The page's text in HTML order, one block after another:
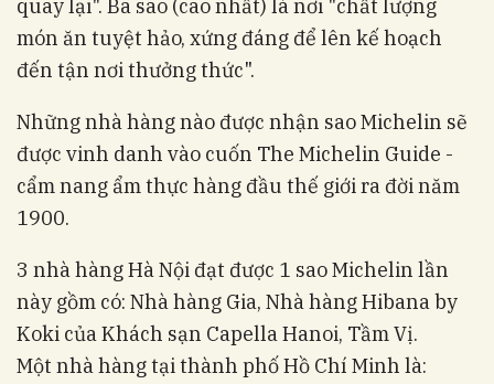
quay lại". Ba sao (cao nhất) là nơi "chất lượng
món ăn tuyệt hảo, xứng đáng để lên kế hoạch
đến tận nơi thưởng thức".
Những nhà hàng nào được nhận sao Michelin sẽ
được vinh danh vào cuốn The Michelin Guide -
cẩm nang ẩm thực hàng đầu thế giới ra đời năm
1900.
3 nhà hàng Hà Nội đạt được 1 sao Michelin lần
này gồm có: Nhà hàng Gia, Nhà hàng Hibana by
Koki của Khách sạn Capella Hanoi, Tầm Vị.
Một nhà hàng tại thành phố Hồ Chí Minh là: